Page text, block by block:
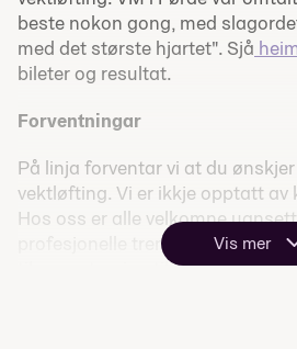
beste nokon gong, med
med det største hjartet". Sjå
bileter og resultat.
Forventningar
På linja forventar vi at du
vektløfting. Vi er ikkje opptatt av
Hos oss er alle velkomne
profesjonelle trenarar som har
tilpasse trening til ulike nivå.
Vis mer